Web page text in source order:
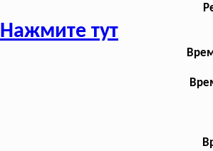
Нажмите тут